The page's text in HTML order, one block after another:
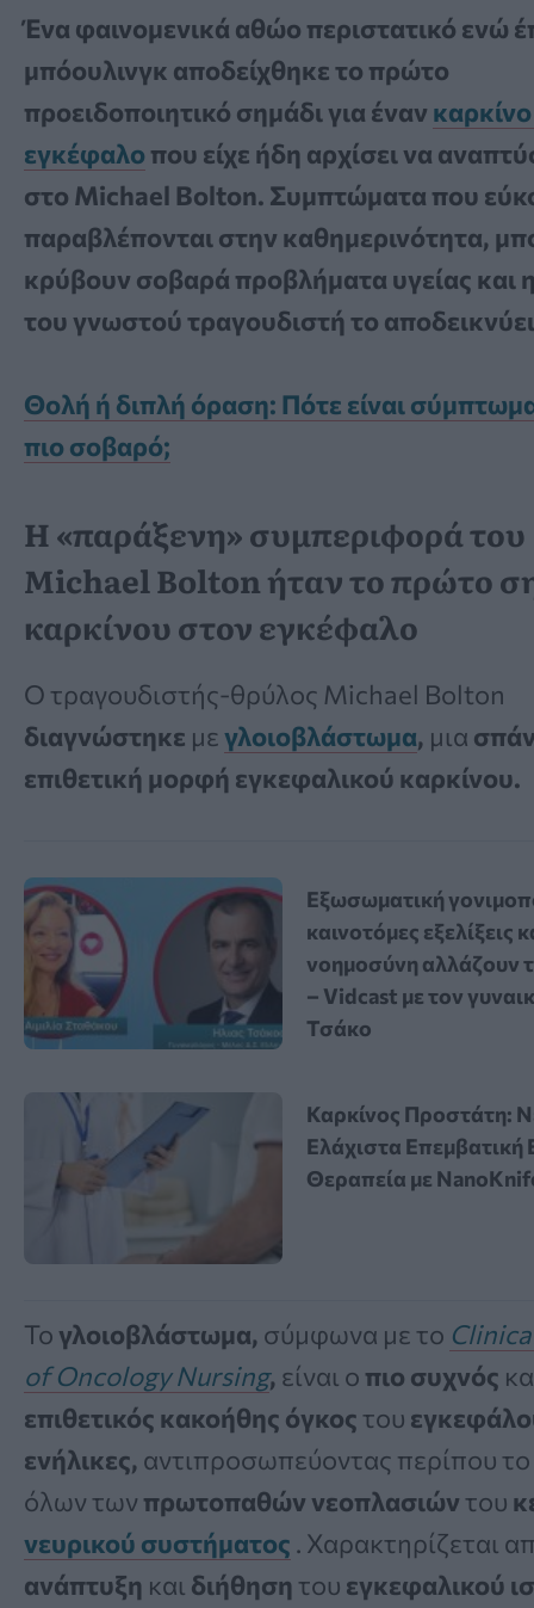
Ένα φαινομενικά αθώο περιστατικό ενώ
μπόουλινγκ αποδείχθηκε το πρώτο
προειδοποιητικό σημάδι για έναν
εγκέφαλο που είχε ήδη αρχίσει να
στο Michael Bolton. Συμπτώματα που
παραβλέπονται στην καθημερινότητα,
κρύβουν σοβαρά προβλήματα υγείας και
του γνωστού τραγουδιστή το
Θολή ή διπλή όραση: Πότε είναι
πιο σοβαρό;
Η «παράξενη» συμπεριφορά του
Michael Bolton ήταν το πρώτο
καρκίνου στον εγκέφαλο
Ο τραγουδιστής-θρύλος Michael Bolton
διαγνώστηκε μεγλοιοβλάστωμα, μια
επιθετική μορφή εγκεφαλικού καρκίνου.
Εξωσωματική
καινοτόμες εξελίξεις
νοημοσύνη αλλάζουν
– Vidcast με τον
Τσάκο
Καρκίνος Προστάτη:
Ελάχιστα Επεμβατική
Θεραπεία με
Τογλοιοβλάστωμα, σύμφωνα με το
of Oncology Nursing, είναι ο πιο συχνός
επιθετικός κακοήθης όγκος του
ενήλικες, αντιπροσωπεύοντας περίπου το
όλων των πρωτοπαθών νεοπλασιών του
νευρικού συστήματος . Χαρακτηρίζεται
ανάπτυξη και διήθηση του εγκεφαλικού